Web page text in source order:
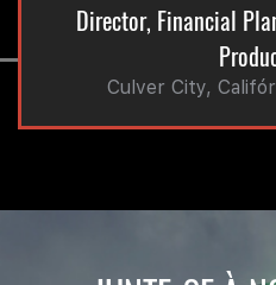
Director, Financial
Culver City,